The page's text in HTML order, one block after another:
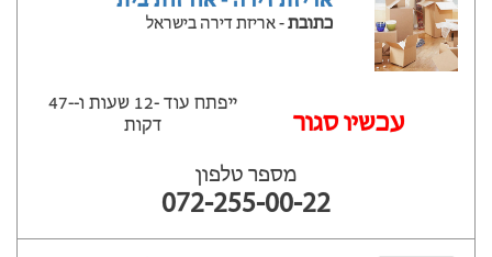
כתובת- אריזת דירה בישראל
‫עכשיו סגור
ייפתח עוד -12 שעות ‫ו--47
דקות
מספר טלפון
072-255-00-22